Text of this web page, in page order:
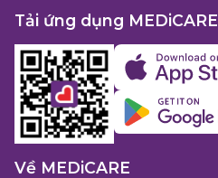
Tải ứng dụng MEDiCARE
Về MEDiCARE